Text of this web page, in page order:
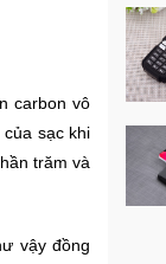
carbon vô
sạc khi
trăm và
vậy đồng